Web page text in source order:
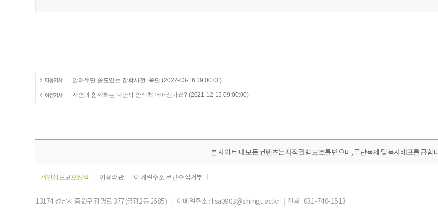
알아두면 쓸모있는 잡학사전: 쑥편 (2022-03-16 09:00:00)
자연과 함께하는 나만의 안식처 어떠신가요? (2021-12-15 09:00:00)
본 사이트 내 모든 컨텐츠는 저작권법 보호를 받으며, 무단복제 및 복사배포를 금합
개인정보보호정책 이용약관 이메일주소 무단수집거부
13174 성남시 중원구 광명로 377(금광2동 2685) | 이메일주소 : lisa0903@shingu.ac.kr | 전화 : 031-740-1513